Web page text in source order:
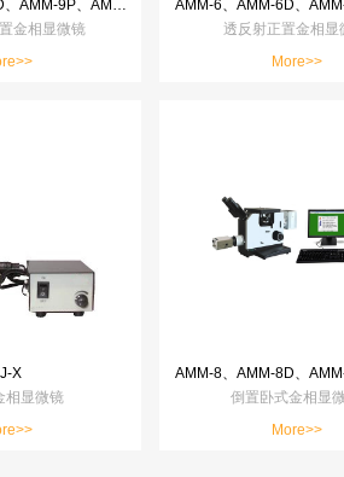
AMM-9、AMM-9D、AMM-9P、AMM-9T、AMM-9ST
金相显微镜
透反射正置金相显
More>>
X
相显微镜
倒置卧式金相显
More>>